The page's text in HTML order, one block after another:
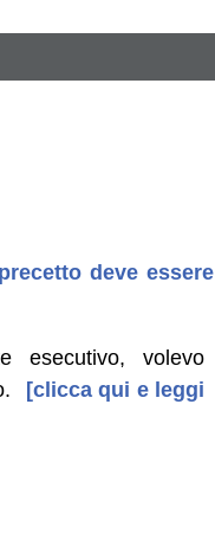
deve essere
esecutivo, volevo
[clicca qui e leggi